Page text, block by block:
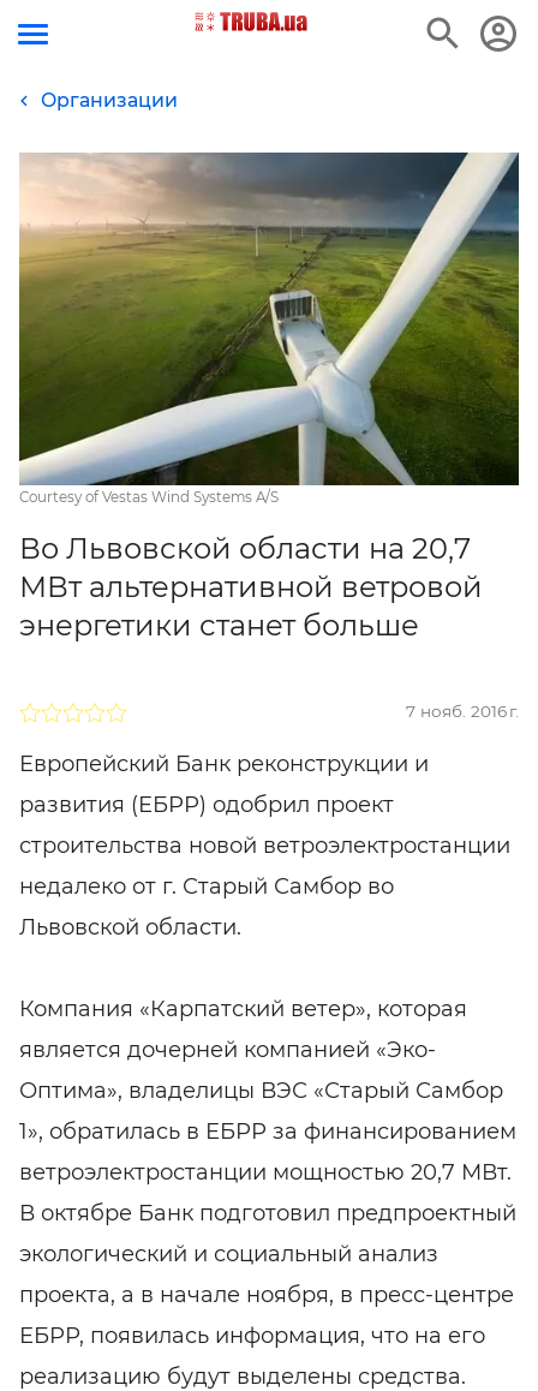
Организации
Courtesy of Vestas Wind Systems A/S
Во Львовской области на 20,7
МВт альтернативной ветровой
энергетики станет больше
7 нояб. 2016 г.
Европейский Банк реконструкции и
развития (ЕБРР) одобрил проект
строительства новой ветроэлектростанции
недалеко от г. Старый Самбор во
Львовской области.
Компания «Карпатский ветер», которая
является дочерней компанией «Эко-
Оптима», владелицы ВЭС «Старый Самбор
1», обратилась в ЕБРР за финансированием
ветроэлектростанции мощностью 20,7 МВт.
В октябре Банк подготовил предпроектный
экологический и социальный анализ
проекта, а в начале ноября, в пресс-центре
ЕБРР, появилась информация, что на его
реализацию будут выделены средства.